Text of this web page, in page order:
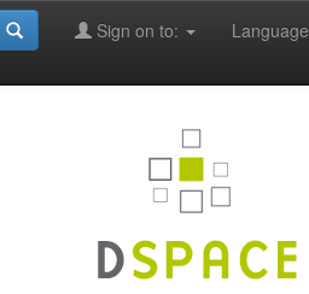
Language
Sign on to: